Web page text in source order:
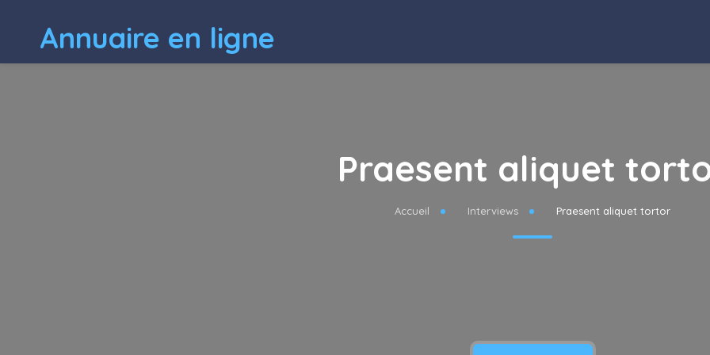
Annuaire en ligne
Praesent aliquet
Accueil Interviews Praesent aliquet tortor